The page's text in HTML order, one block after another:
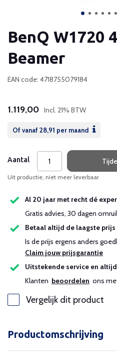
BenQ W1720
Beamer
EAN code: 4718755079184
1.119,00 Incl. 21% BTW
Of vanaf 28,91 per maand
Aantal
Uit productie, niet meer leverbaar
Al 20 jaar met recht dé
Gratis advies, 30 dagen
Betaal altijd de laagste prijs
Is de prijs ergens anders
Claim jouw prijsgarantie
Uitstekende service en
Klanten beoordelen ons
Vergelijk dit product
Productomschrijving